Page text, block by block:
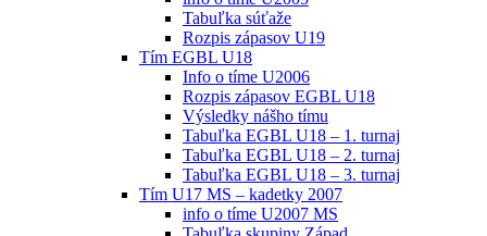
Tabuľka súťaže
Rozpis zápasov U19
Tím EGBL U18
Info o tíme U2006
Rozpis zápasov EGBL U18
Výsledky nášho tímu
Tabuľka EGBL U18 – 1. turnaj
Tabuľka EGBL U18 – 2. turnaj
Tabuľka EGBL U18 – 3. turnaj
Tím U17 MS – kadetky 2007
info o tíme U2007 MS